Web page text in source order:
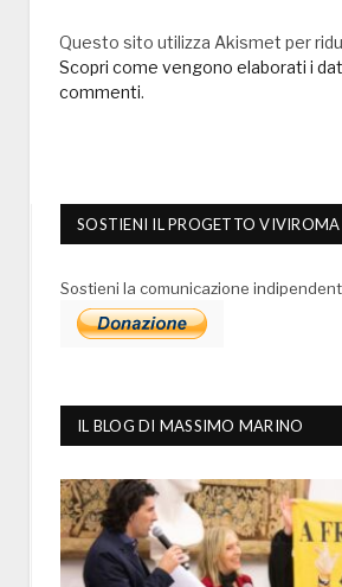
Questo sito utilizza Akismet per
Scopri come vengono elaborati i
commenti.
SOSTIENI IL PROGETTO VIVIROMA
Sostieni la comunicazione
IL BLOG DI MASSIMO MARINO